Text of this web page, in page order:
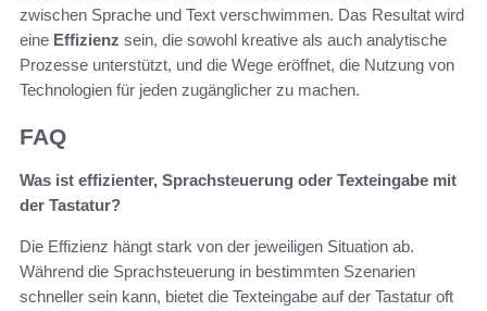
zwischen Sprache und Text verschwimmen. Das Resultat wird
eine Effizienz sein, die sowohl kreative als auch analytische
Prozesse unterstützt, und die Wege eröffnet, die Nutzung von
Technologien für jeden zugänglicher zu machen.
FAQ
Was ist effizienter, Sprachsteuerung oder Texteingabe mit
der Tastatur?
Die Effizienz hängt stark von der jeweiligen Situation ab.
Während die Sprachsteuerung in bestimmten Szenarien
schneller sein kann, bietet die Texteingabe auf der Tastatur oft